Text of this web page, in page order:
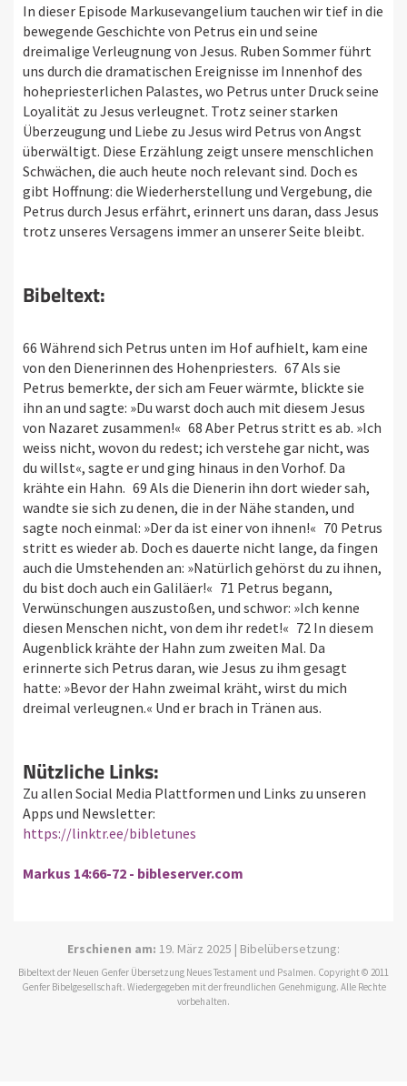
In dieser Episode Markusevangelium tauchen wir tief in die
bewegende Geschichte von Petrus ein und seine
dreimalige Verleugnung von Jesus. Ruben Sommer führt
uns durch die dramatischen Ereignisse im Innenhof des
hohepriesterlichen Palastes, wo Petrus unter Druck seine
Loyalität zu Jesus verleugnet. Trotz seiner starken
Überzeugung und Liebe zu Jesus wird Petrus von Angst
überwältigt. Diese Erzählung zeigt unsere menschlichen
Schwächen, die auch heute noch relevant sind. Doch es
gibt Hoffnung: die Wiederherstellung und Vergebung, die
Petrus durch Jesus erfährt, erinnert uns daran, dass Jesus
trotz unseres Versagens immer an unserer Seite bleibt.
Bibeltext:
66 Während sich Petrus unten im Hof aufhielt, kam eine
von den Dienerinnen des Hohenpriesters. 67 Als sie
Petrus bemerkte, der sich am Feuer wärmte, blickte sie
ihn an und sagte: »Du warst doch auch mit diesem Jesus
von Nazaret zusammen!« 68 Aber Petrus stritt es ab. »Ich
weiss nicht, wovon du redest; ich verstehe gar nicht, was
du willst«, sagte er und ging hinaus in den Vorhof. Da
krähte ein Hahn. 69 Als die Dienerin ihn dort wieder sah,
wandte sie sich zu denen, die in der Nähe standen, und
sagte noch einmal: »Der da ist einer von ihnen!« 70 Petrus
stritt es wieder ab. Doch es dauerte nicht lange, da fingen
auch die Umstehenden an: »Natürlich gehörst du zu ihnen,
du bist doch auch ein Galiläer!« 71 Petrus begann,
Verwünschungen auszustoßen, und schwor: »Ich kenne
diesen Menschen nicht, von dem ihr redet!« 72 In diesem
Augenblick krähte der Hahn zum zweiten Mal. Da
erinnerte sich Petrus daran, wie Jesus zu ihm gesagt
hatte: »Bevor der Hahn zweimal kräht, wirst du mich
dreimal verleugnen.« Und er brach in Tränen aus.
Nützliche Links:
Zu allen Social Media Plattformen und Links zu unseren
Apps und Newsletter:
https://linktr.ee/bibletunes
Markus 14:66-72 - bibleserver.com
Erschienen am: 19. März 2025 | Bibelübersetzung:
Bibeltext der Neuen Genfer Übersetzung Neues Testament und Psalmen. Copyright © 2011
Genfer Bibelgesellschaft. Wiedergegeben mit der freundlichen Genehmigung. Alle Rechte
vorbehalten.